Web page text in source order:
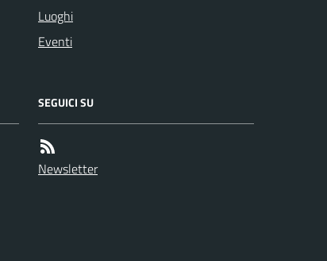
Luoghi
Eventi
SEGUICI SU
Newsletter